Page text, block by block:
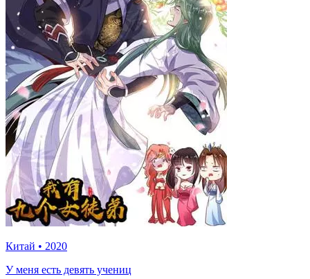
Китай • 2020
У меня есть девять учениц